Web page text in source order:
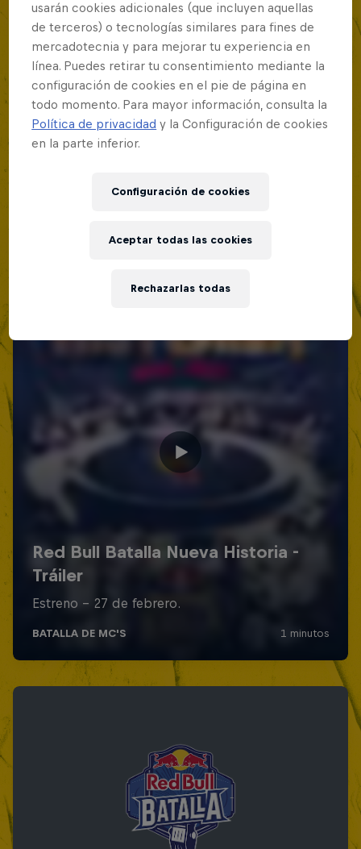
usarán cookies adicionales (que incluyen aquellas
de terceros) o tecnologías similares para fines de
mercadotecnia y para mejorar tu experiencia en
línea. Puedes retirar tu consentimiento mediante la
configuración de cookies en el pie de página en
todo momento. Para mayor información, consulta la
Política de privacidad y la Configuración de cookies
en la parte inferior.
Configuración de cookies
Rechazarlas todas
Aceptar todas las cookies